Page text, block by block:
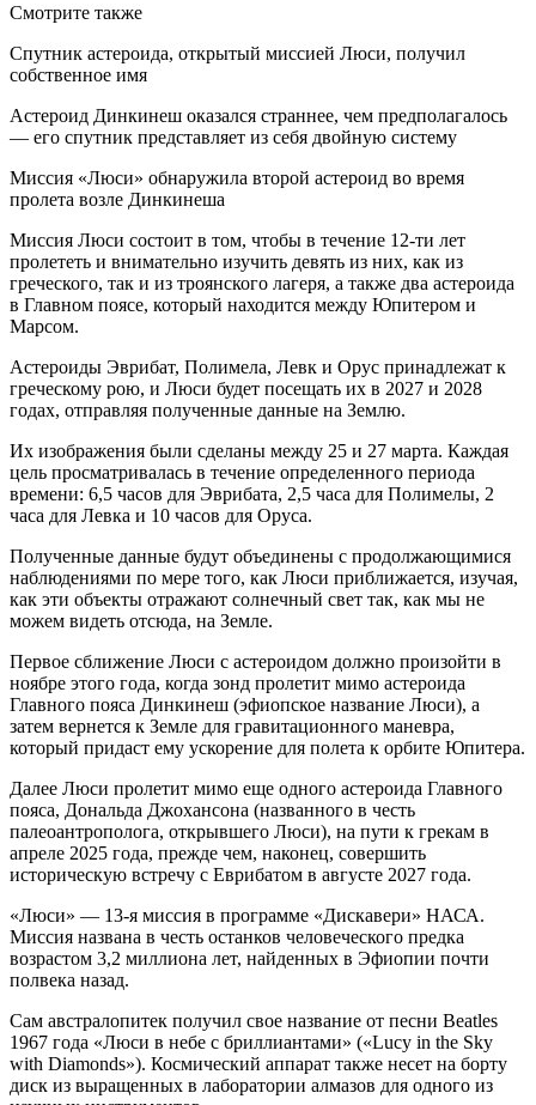
Смотрите также
Спутник астероида, открытый миссией Люси, получил
собственное имя
Астероид Динкинеш оказался страннее, чем предполагалось
— его спутник представляет из себя двойную систему
Миссия «Люси» обнаружила второй астероид во время
пролета возле Динкинеша
Миссия Люси состоит в том, чтобы в течение 12-ти лет
пролететь и внимательно изучить девять из них, как из
греческого, так и из троянского лагеря, а также два астероида
в Главном поясе, который находится между Юпитером и
Марсом.
Астероиды Эврибат, Полимела, Левк и Орус принадлежат к
греческому рою, и Люси будет посещать их в 2027 и 2028
годах, отправляя полученные данные на Землю.
Их изображения были сделаны между 25 и 27 марта. Каждая
цель просматривалась в течение определенного периода
времени: 6,5 часов для Эврибата, 2,5 часа для Полимелы, 2
часа для Левка и 10 часов для Оруса.
Полученные данные будут объединены с продолжающимися
наблюдениями по мере того, как Люси приближается, изучая,
как эти объекты отражают солнечный свет так, как мы не
можем видеть отсюда, на Земле.
Первое сближение Люси с астероидом должно произойти в
ноябре этого года, когда зонд пролетит мимо астероида
Главного пояса Динкинеш (эфиопское название Люси), а
затем вернется к Земле для гравитационного маневра,
который придаст ему ускорение для полета к орбите Юпитера.
Далее Люси пролетит мимо еще одного астероида Главного
пояса, Дональда Джохансона (названного в честь
палеоантрополога, открывшего Люси), на пути к грекам в
апреле 2025 года, прежде чем, наконец, совершить
историческую встречу с Еврибатом в августе 2027 года.
«Люси» — 13-я миссия в программе «Дискавери» НАСА.
Миссия названа в честь останков человеческого предка
возрастом 3,2 миллиона лет, найденных в Эфиопии почти
полвека назад.
Сам австралопитек получил свое название от песни Beatles
1967 года «Люси в небе с бриллиантами» («Lucy in the Sky
with Diamonds»). Космический аппарат также несет на борту
диск из выращенных в лаборатории алмазов для одного из